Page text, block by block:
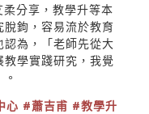
分享，教學升等本
鉤，容易流於教育
為，「老師先從大
學實踐研究，我覺
心 #蕭吉甫 #教學升